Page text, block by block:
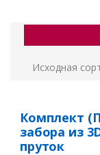
Комплект
забора из
пруток